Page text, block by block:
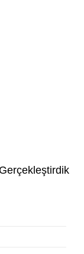
Gerçekleştirdik